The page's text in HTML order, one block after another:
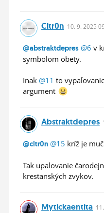
Cltr0n 10. 9. 2025
@abstraktdepres @6 v
symbolom obety.
Inak @11 to
argument
Abstraktdepres
@cltr0n @15 kríž je
Tak upalovanie
krestanských zvykov.
Mytickaentita 11.